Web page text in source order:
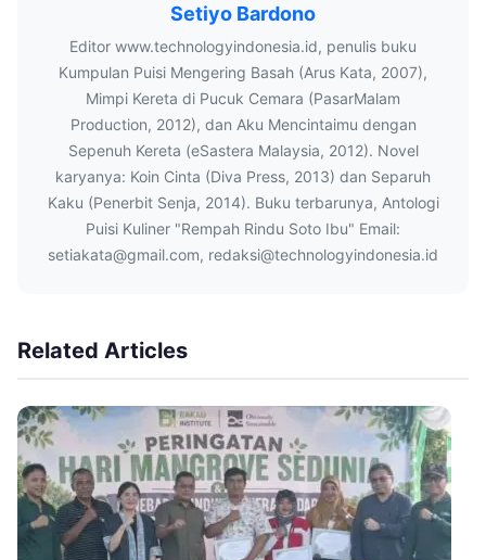
Setiyo Bardono
Editor www.technologyindonesia.id, penulis buku
Kumpulan Puisi Mengering Basah (Arus Kata, 2007),
Mimpi Kereta di Pucuk Cemara (PasarMalam
Production, 2012), dan Aku Mencintaimu dengan
Sepenuh Kereta (eSastera Malaysia, 2012). Novel
karyanya: Koin Cinta (Diva Press, 2013) dan Separuh
Kaku (Penerbit Senja, 2014). Buku terbarunya, Antologi
Puisi Kuliner "Rempah Rindu Soto Ibu" Email:
setiakata@gmail.com, redaksi@technologyindonesia.id
Related Articles